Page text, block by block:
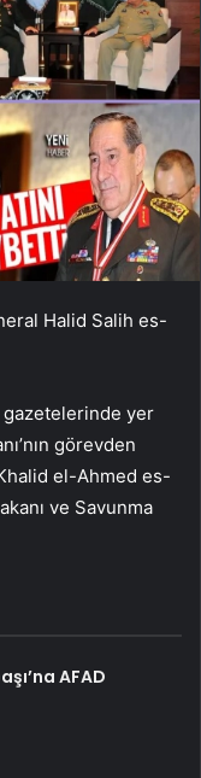
Halid Salih es-
yer
görevden
el-Ahmed es-
ve Savunma
AFAD